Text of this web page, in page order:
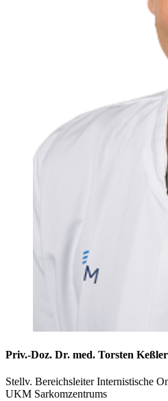
Priv.-Doz. Dr. med. Torsten Keßler
Stellv. Bereichsleiter Internistische
UKM Sarkomzentrums